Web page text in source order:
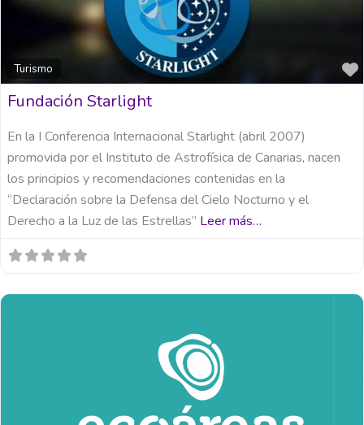
Turismo
Fundación Starlight
En la I Conferencia Internacional Starlight (abril 2007)
promovida por el Instituto de Astrofísica de Canarias, nacen
los principios y recomendaciones contenidas en la
“Declaración sobre la Defensa del Cielo Nocturno y el
Derecho a la Luz de las Estrellas” Leer más…